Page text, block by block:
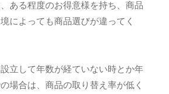
ある程度のお得意様を持ち、商品
によっても商品選びが違ってく
立して年数が経ていない時とか年
場合は、商品の取り替え率が低く